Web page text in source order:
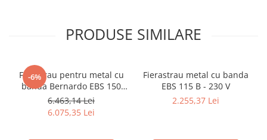
Placi de granit de suprafață
Raportor
Set unelte de masurare
Instrumente de decupare
metalelor
PRODUSE SIMILARE
-6%
Ferastrau pentru metal cu
banda Bernardo EBS 150
GC
6.463,14 Lei
6.075,35 Lei
Fierastrau metal cu banda
EBS 115 B - 230 V
2.255,37 Lei